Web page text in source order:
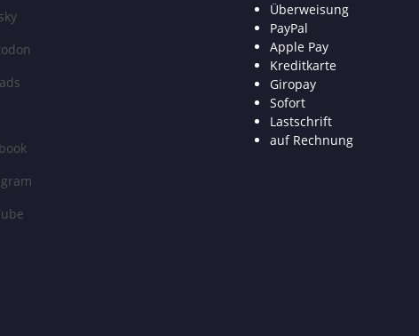
Überweisung
PayPal
Apple Pay
Kreditkarte
Giropay
Sofort
Lastschrift
auf Rechnung